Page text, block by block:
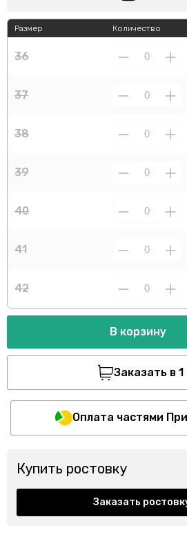
Размер
36
37
38
39
40
41
42
Количество
В корзину
Заказать в 1
Оплата частями
Купить ростовку
Заказать